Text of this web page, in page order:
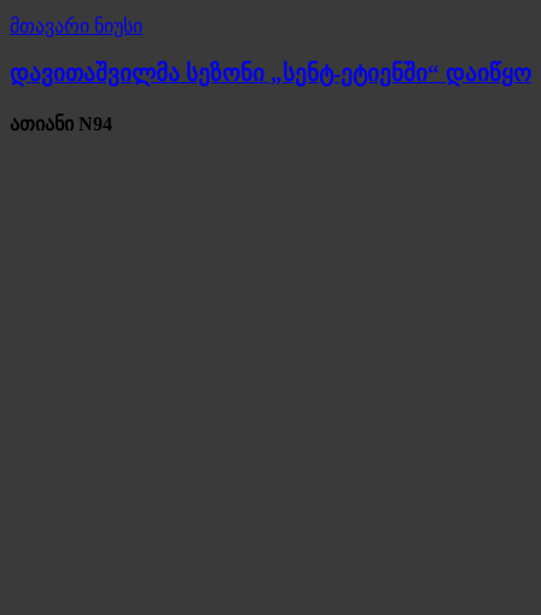
მთავარი ნიუსი
დავითაშვილმა სეზონი „სენტ-ეტიენში“ დაიწყო
ათიანი N94